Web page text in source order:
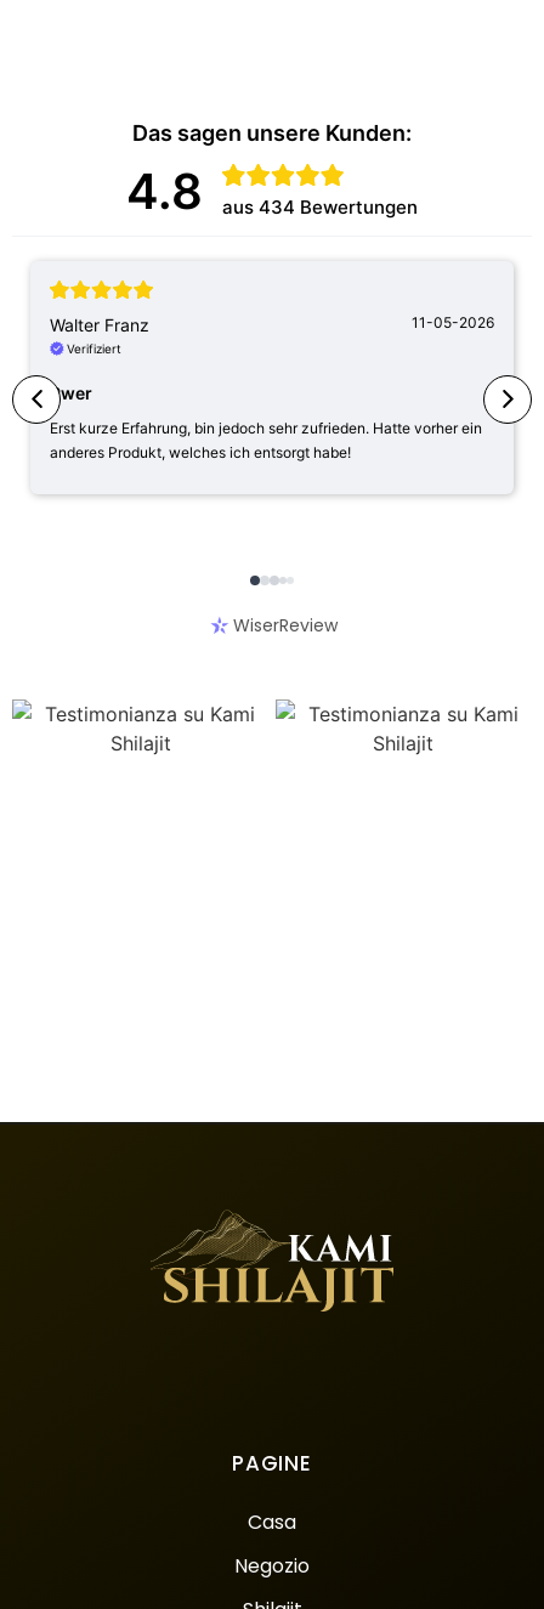
Das sagen unsere Kunden:
4.8 aus 434 Bewertungen
Walter Franz 11-05-2026
Verifiziert
Pwer
Erst kurze Erfahrung, bin jedoch sehr zufrieden. Hatte vorher ein
anderes Produkt, welches ich entsorgt habe!
WiserReview
PAGINE
Casa
Negozio